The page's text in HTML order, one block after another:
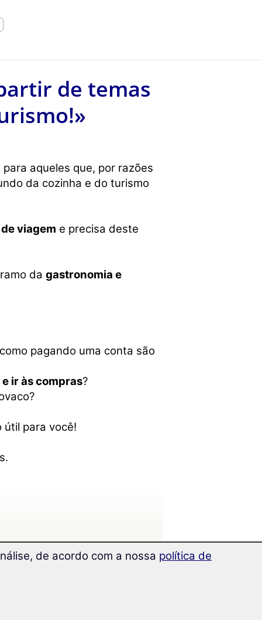
de temas
aqueles que, por razões
da cozinha e do turismo
viagem e precisa deste
da gastronomia e
pagando uma conta são
ir às compras?
útil para você!
de acordo com a nossa política de